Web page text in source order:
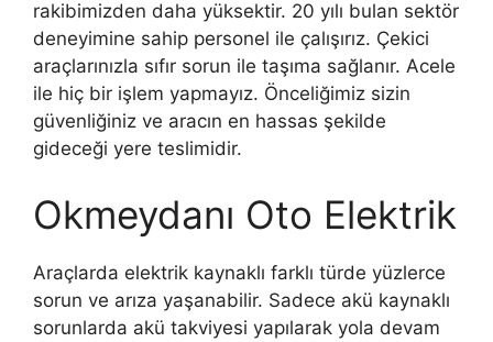
rakibimizden daha yüksektir. 20 yılı bulan sektör
deneyimine sahip personel ile çalışırız. Çekici
araçlarınızla sıfır sorun ile taşıma sağlanır. Acele
ile hiç bir işlem yapmayız. Önceliğimiz sizin
güvenliğiniz ve aracın en hassas şekilde
gideceği yere teslimidir.
Okmeydanı Oto Elektrik
Araçlarda elektrik kaynaklı farklı türde yüzlerce
sorun ve arıza yaşanabilir. Sadece akü kaynaklı
sorunlarda akü takviyesi yapılarak yola devam